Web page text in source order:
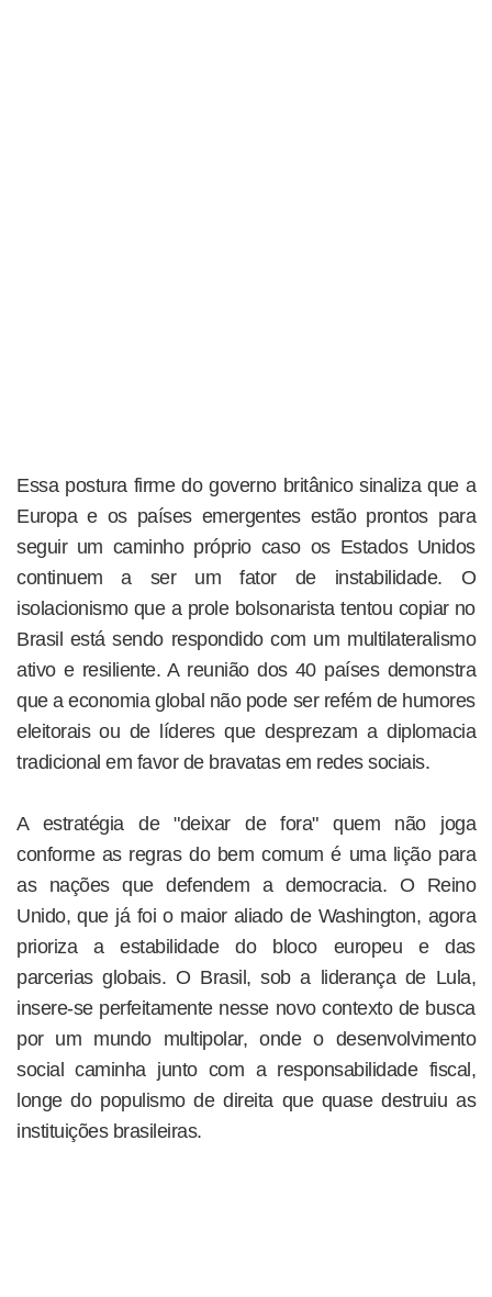
Essa postura firme do governo britânico sinaliza que a
Europa e os países emergentes estão prontos para
seguir um caminho próprio caso os Estados Unidos
continuem a ser um fator de instabilidade. O
isolacionismo que a prole bolsonarista tentou copiar no
Brasil está sendo respondido com um multilateralismo
ativo e resiliente. A reunião dos 40 países demonstra
que a economia global não pode ser refém de humores
eleitorais ou de líderes que desprezam a diplomacia
tradicional em favor de bravatas em redes sociais.
A estratégia de "deixar de fora" quem não joga
conforme as regras do bem comum é uma lição para
as nações que defendem a democracia. O Reino
Unido, que já foi o maior aliado de Washington, agora
prioriza a estabilidade do bloco europeu e das
parcerias globais. O Brasil, sob a liderança de Lula,
insere-se perfeitamente nesse novo contexto de busca
por um mundo multipolar, onde o desenvolvimento
social caminha junto com a responsabilidade fiscal,
longe do populismo de direita que quase destruiu as
instituições brasileiras.